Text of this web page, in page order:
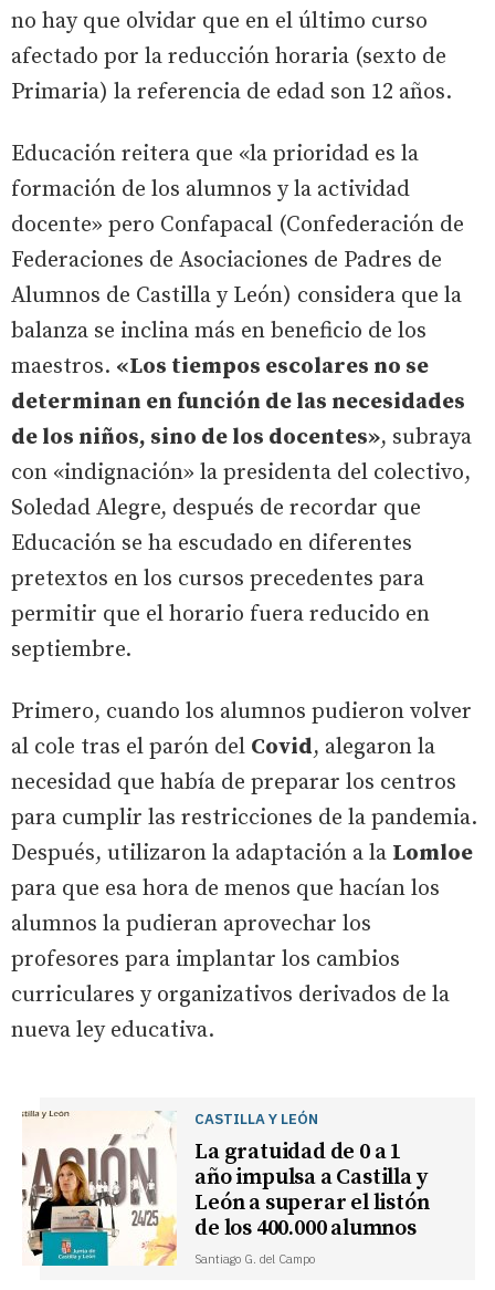
no hay que olvidar que en el último curso
afectado por la reducción horaria (sexto de
Primaria) la referencia de edad son 12 años.
Educación reitera que «la prioridad es la
formación de los alumnos y la actividad
docente» pero Confapacal (Confederación de
Federaciones de Asociaciones de Padres de
Alumnos de Castilla y León) considera que la
balanza se inclina más en beneficio de los
maestros. «Los tiempos escolares no se
determinan en función de las necesidades
de los niños, sino de los docentes», subraya
con «indignación» la presidenta del colectivo,
Soledad Alegre, después de recordar que
Educación se ha escudado en diferentes
pretextos en los cursos precedentes para
permitir que el horario fuera reducido en
septiembre.
Primero, cuando los alumnos pudieron volver
al cole tras el parón del Covid, alegaron la
necesidad que había de preparar los centros
para cumplir las restricciones de la pandemia.
Después, utilizaron la adaptación a la Lomloe
para que esa hora de menos que hacían los
alumnos la pudieran aprovechar los
profesores para implantar los cambios
curriculares y organizativos derivados de la
nueva ley educativa.
CASTILLA Y LEÓN
La gratuidad de 0 a 1
año impulsa a Castilla y
León a superar el listón
de los 400.000 alumnos
Santiago G. del Campo